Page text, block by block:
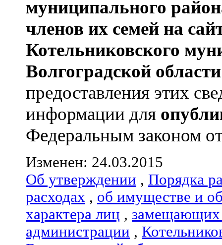
муниципального
членов их семей на
Котельниковского
Волгоградской области
предоставления этих
информации для
Федеральным законом
Изменен: 24.03.2015
Об утверждении , Порядка
расходах , об имуществе и
характера лиц , замещающих
администрации ,